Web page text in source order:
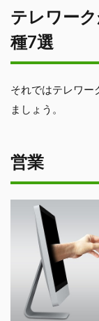
テレワー
種7選
それではテレワー
ましょう。
営業